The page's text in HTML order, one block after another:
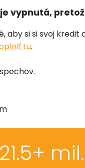
vypnutá,
aby si si svoj kredit
tu.
21.5+ mil.